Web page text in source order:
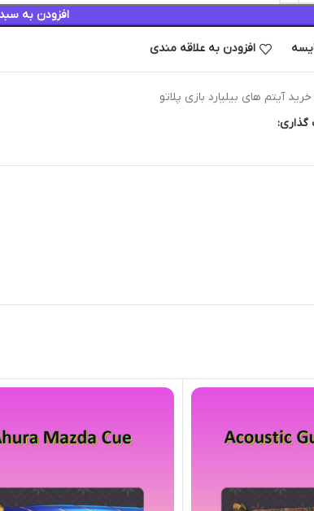
افزودن به
افزودن به علاقه مندی
خرید آیتم های بیلیارد بازی پلاتو
گذاری: